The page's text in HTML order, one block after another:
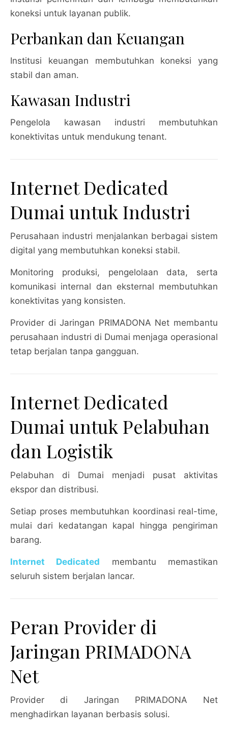
koneksi untuk layanan publik.
Perbankan dan Keuangan
Institusi keuangan membutuhkan koneksi yang
stabil dan aman.
Kawasan Industri
Pengelola kawasan industri membutuhkan
konektivitas untuk mendukung tenant.
Internet Dedicated
Dumai untuk Industri
Perusahaan industri menjalankan berbagai sistem
digital yang membutuhkan koneksi stabil.
Monitoring produksi, pengelolaan data, serta
komunikasi internal dan eksternal membutuhkan
konektivitas yang konsisten.
Provider di Jaringan PRIMADONA Net membantu
perusahaan industri di Dumai menjaga operasional
tetap berjalan tanpa gangguan.
Internet Dedicated
Dumai untuk Pelabuhan
dan Logistik
Pelabuhan di Dumai menjadi pusat aktivitas
ekspor dan distribusi.
Setiap proses membutuhkan koordinasi real-time,
mulai dari kedatangan kapal hingga pengiriman
barang.
Internet Dedicated membantu memastikan
seluruh sistem berjalan lancar.
Peran Provider di
Jaringan PRIMADONA
Net
Provider di Jaringan PRIMADONA Net
menghadirkan layanan berbasis solusi.